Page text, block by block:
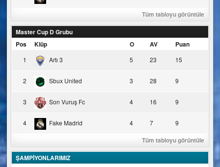
Tüm tabloyu görüntüle
Master Cup D Grubu
Pos
Klüp O AV Puan
1 Artı 3 5 23 15
2 Sbux United 3 28 9
3 Son Vuruş Fc 4 16 9
4 Fake Madrid 4 7 9
Tüm tabloyu görüntüle
ŞAMPİYONLARIMIZ